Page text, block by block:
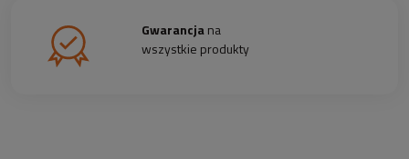
Gwarancjana
wszystkie produkty